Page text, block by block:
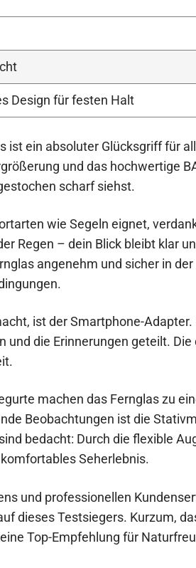
Design für festen Halt
ist ein absoluter Glücksgriff für
und das hochwertige
scharf siehst.
wie Segeln eignet,
Regen – dein Blick bleibt klar
angenehm und sicher in der
ist der Smartphone-
die Erinnerungen geteilt. Die
machen das Fernglas zu
Beobachtungen ist die
bedacht: Durch die flexible
Seherlebnis.
und professionellen
dieses Testsiegers. Kurzum,
Top-Empfehlung für